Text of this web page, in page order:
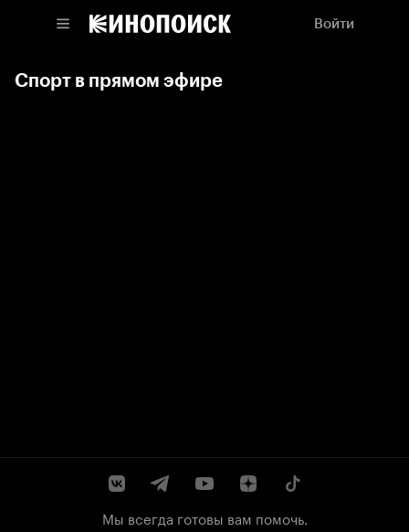
Войти
Спорт в прямом эфире
Мы всегда готовы вам помочь.